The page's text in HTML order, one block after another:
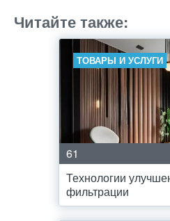
Читайте также:
ТОВАРЫ И УСЛУГИ
61
Технологии
фильтрации